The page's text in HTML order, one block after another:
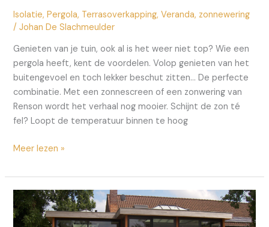
Isolatie,Pergola, Terrasoverkapping,Veranda, zonnewering
/Johan De Slachmeulder
Genieten van je tuin, ook al is het weer niet top? Wie een
pergola heeft, kent de voordelen. Volop genieten van het
buitengevoel en toch lekker beschut zitten… De perfecte
combinatie. Met een zonnescreen of een zonwering van
Renson wordt het verhaal nog mooier. Schijnt de zon té
fel? Loopt de temperatuur binnen te hoog
Zonwering
maat
van
een
pergola:
Meer lezen »